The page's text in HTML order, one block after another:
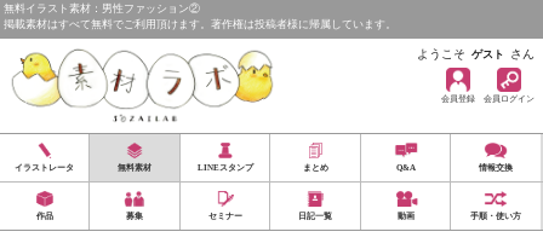
無料イラスト素材：男性ファッション②
掲載素材はすべて無料でご利用頂けます。著作権は投稿者様に帰属しています。
ようこそ ゲスト さん
会員登録 会員ログイン
イラストレータ 無料素材 LINEスタンプ まとめ Q&A 情報交換
作品 募集 セミナー 日記一覧 動画 手順・使い方